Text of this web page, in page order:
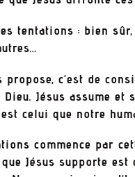
: bien sûr,
c’est de
Jésus assume
celui que notre
commence par
Jésus supporte